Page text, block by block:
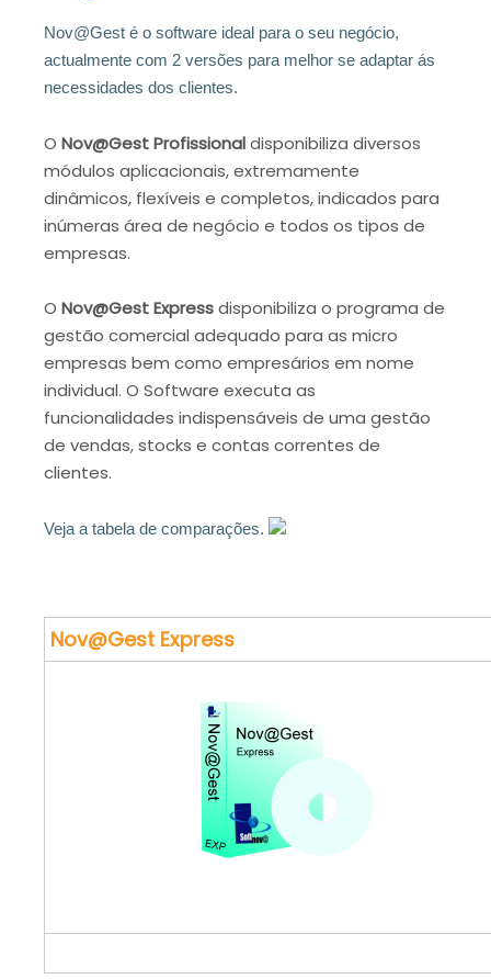
Nov@Gest é o software ideal para o seu negócio,
actualmente com 2 versões para melhor se adaptar ás
necessidades dos clientes.
O Nov@Gest Profissionaldisponibiliza diversos
módulos aplicacionais, extremamente
dinâmicos, flexíveis e completos, indicados para
inúmeras área de negócio e todos os tipos de
empresas.
O Nov@Gest Expressdisponibiliza o programa de
gestão comercial adequado para as micro
empresas bem como empresários em nome
individual. O Software executa as
funcionalidades indispensáveis de uma gestão
de vendas, stocks e contas correntes de
clientes.
Veja a tabela de comparações.
Nov@Gest Express